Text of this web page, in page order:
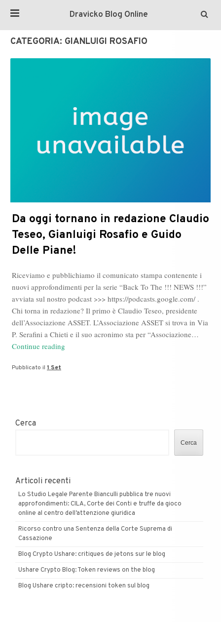
Dravicko Blog Online
CATEGORIA: GIANLUIGI ROSAFIO
Da oggi tornano in redazione Claudio
Teseo, Gianluigi Rosafio e Guido
Delle Piane!
Riceviamo e pubblichiamo il comunicato stampa contenente i
nuovi approfondimenti per la serie “Back To The !!! NEWS !!!”
avviata sul nostro podcast >>> https://podcasts.google.com/ .
Chi torna in redazione? Il primo è Claudio Teseo, presidente
dell’Associazione ASSET. L’Associazione ASSET si trova in Via
P. Serafini a Chieti e il suo acronimo sta per “Associazione…
Continue reading
Delle
Pubblicato il 1 Set
Cerca
Cerca
Articoli recenti
Lo Studio Legale Parente Bianculli pubblica tre nuovi
approfondimenti: CILA, Corte dei Conti e truffe da gioco
online al centro dell’attenzione giuridica
Ricorso contro una Sentenza della Corte Suprema di
Cassazione
Blog Crypto Ushare: critiques de jetons sur le blog
Ushare Crypto Blog: Token reviews on the blog
Blog Ushare cripto: recensioni token sul blog